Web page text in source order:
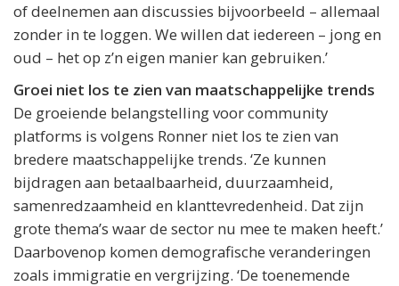
of deelnemen aan discussies bijvoorbeeld – allemaal
zonder in te loggen. We willen dat iedereen – jong en
oud – het op z’n eigen manier kan gebruiken.’
Groei niet los te zien van maatschappelijke trends
De groeiende belangstelling voor community
platforms is volgens Ronner niet los te zien van
bredere maatschappelijke trends. ‘Ze kunnen
bijdragen aan betaalbaarheid, duurzaamheid,
samenredzaamheid en klanttevredenheid. Dat zijn
grote thema’s waar de sector nu mee te maken heeft.’
Daarbovenop komen demografische veranderingen
zoals immigratie en vergrijzing. ‘De toenemende